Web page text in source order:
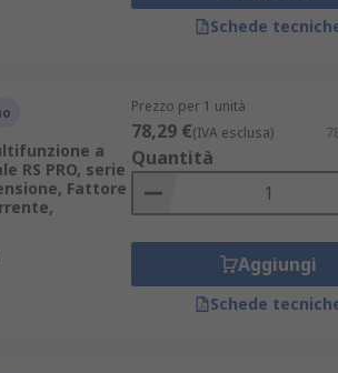
Schede
a
RS PRO, serie
Fattore
Prezzo per 1 unità
78,29 €(IVA esclusa)
Quantità
Aggiungi
Schede